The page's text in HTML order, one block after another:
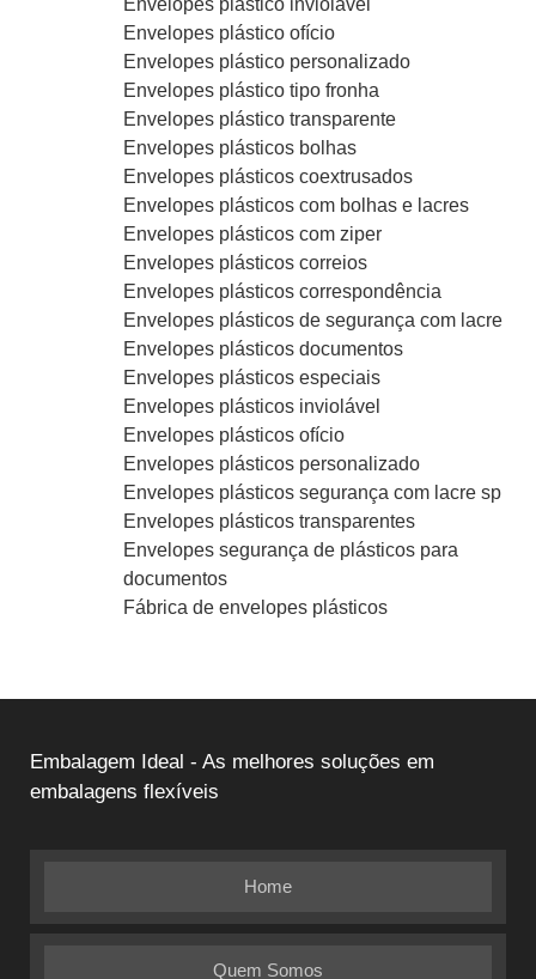
Envelopes plástico inviolável
Envelopes plástico ofício
Envelopes plástico personalizado
Envelopes plástico tipo fronha
Envelopes plástico transparente
Envelopes plásticos bolhas
Envelopes plásticos coextrusados
Envelopes plásticos com bolhas e lacres
Envelopes plásticos com ziper
Envelopes plásticos correios
Envelopes plásticos correspondência
Envelopes plásticos de segurança com lacre
Envelopes plásticos documentos
Envelopes plásticos especiais
Envelopes plásticos inviolável
Envelopes plásticos ofício
Envelopes plásticos personalizado
Envelopes plásticos segurança com lacre sp
Envelopes plásticos transparentes
Envelopes segurança de plásticos para
documentos
Fábrica de envelopes plásticos
Embalagem Ideal - As melhores soluções em
embalagens flexíveis
Home
Quem Somos